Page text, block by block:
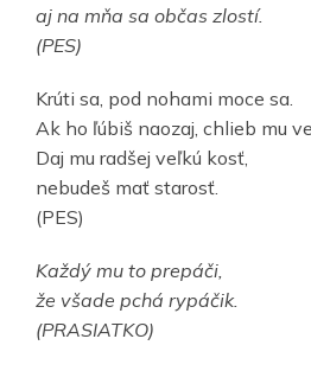
aj na mňa sa občas zlostí.
(PES)
Krúti sa, pod nohami moce sa.
Ak ho ľúbiš naozaj, chlieb mu
Daj mu radšej veľkú kosť,
nebudeš mať starosť.
(PES)
Každý mu to prepáči,
že všade pchá rypáčik.
(PRASIATKO)